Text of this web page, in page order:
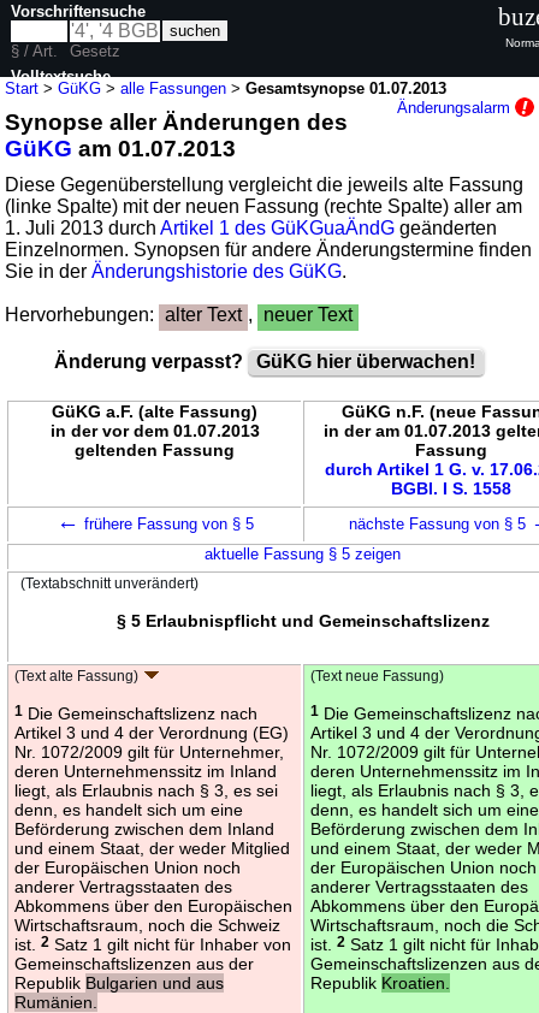
Start >GüKG >alle Fassungen >Gesamtsynopse 01.07.2013
Änderungsalarm
Synopse aller Änderungen des
GüKG am 01.07.2013
Diese Gegenüberstellung vergleicht die jeweils alte Fassung
(linke Spalte) mit der neuen Fassung (rechte Spalte) aller am
1. Juli 2013 durchArtikel 1 des GüKGuaÄndG geänderten
Einzelnormen. Synopsen für andere Änderungstermine finden
Sie in derÄnderungshistorie des GüKG.
Hervorhebungen: alter Text , neuer Text
Änderung verpasst? GüKG hier überwachen!
GüKG a.F. (alte Fassung)
in der vor dem 01.07.2013
geltenden Fassung
GüKG n.F. (neue
in der am 01.07.2013
Fassung
durch Artikel 1 G. v.
BGBl. I S. 1558
← frühere Fassung von § 5 nächste Fassung von § 5
aktuelle Fassung § 5 zeigen
(Textabschnitt unverändert)
§ 5 Erlaubnispflicht und Gemeinschaftslizenz
(Text alte Fassung)
1 Die Gemeinschaftslizenz nach
Artikel 3 und 4 der Verordnung (EG)
Nr. 1072/2009 gilt für Unternehmer,
deren Unternehmenssitz im Inland
liegt, als Erlaubnis nach § 3, es sei
denn, es handelt sich um eine
Beförderung zwischen dem Inland
und einem Staat, der weder Mitglied
der Europäischen Union noch
anderer Vertragsstaaten des
Abkommens über den Europäischen
Wirtschaftsraum, noch die Schweiz
ist.2 Satz 1 gilt nicht für Inhaber von
Gemeinschaftslizenzen aus der
Republik Bulgarien und aus
Rumänien.
(Text neue Fassung)
1 Die Gemeinschaftslizenz
Artikel 3 und 4 der
Nr. 1072/2009 gilt für
deren Unternehmenssitz im
liegt, als Erlaubnis nach § 3,
denn, es handelt sich um eine
Beförderung zwischen dem
und einem Staat, der weder
der Europäischen Union noch
anderer Vertragsstaaten des
Abkommens über den
Wirtschaftsraum, noch die
ist.2 Satz 1 gilt nicht für
Gemeinschaftslizenzen aus
Republik Kroatien.
Vorschriftensuche
§ / Art.
Gesetz
Volltextsuche
nur in GüKG